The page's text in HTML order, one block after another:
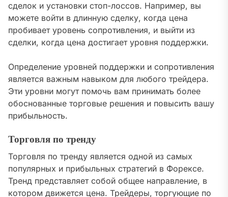
сделок и установки стоп-лоссов. Например, вы
можете войти в длинную сделку, когда цена
пробивает уровень сопротивления, и выйти из
сделки, когда цена достигает уровня поддержки.
Определение уровней поддержки и сопротивления
является важным навыком для любого трейдера.
Эти уровни могут помочь вам принимать более
обоснованные торговые решения и повысить вашу
прибыльность.
Торговля по тренду
Торговля по тренду является одной из самых
популярных и прибыльных стратегий в Форексе.
Тренд представляет собой общее направление, в
котором движется цена. Трейдеры, торгующие по